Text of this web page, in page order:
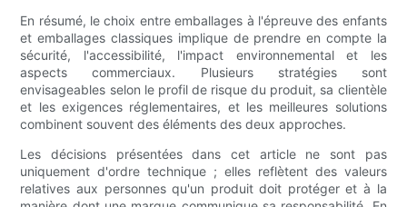
En résumé, le choix entre emballages à l'épreuve des enfants
et emballages classiques implique de prendre en compte la
sécurité, l'accessibilité, l'impact environnemental et les
aspects commerciaux. Plusieurs stratégies sont
envisageables selon le profil de risque du produit, sa clientèle
et les exigences réglementaires, et les meilleures solutions
combinent souvent des éléments des deux approches.
Les décisions présentées dans cet article ne sont pas
uniquement d'ordre technique ; elles reflètent des valeurs
relatives aux personnes qu'un produit doit protéger et à la